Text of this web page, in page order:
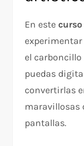
En este
el
puedas
convertirlas
maravillosas
pantallas.